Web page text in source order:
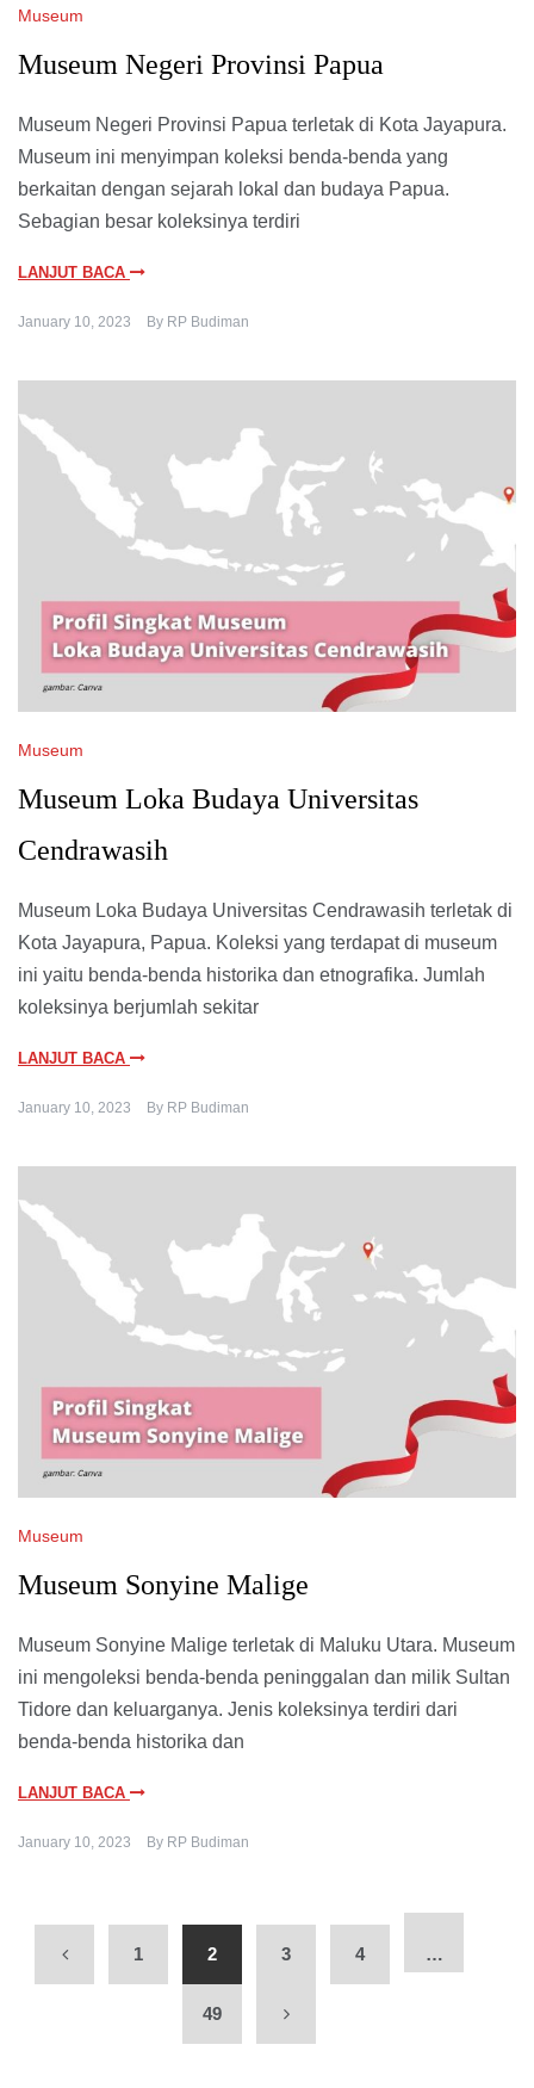
Museum
Museum Negeri Provinsi Papua
Museum Negeri Provinsi Papua terletak di Kota Jayapura.
Museum ini menyimpan koleksi benda-benda yang
berkaitan dengan sejarah lokal dan budaya Papua.
Sebagian besar koleksinya terdiri
LANJUT BACA
January 10, 2023 By RP Budiman
Museum
Museum Loka Budaya Universitas
Cendrawasih
Museum Loka Budaya Universitas Cendrawasih terletak di
Kota Jayapura, Papua. Koleksi yang terdapat di museum
ini yaitu benda-benda historika dan etnografika. Jumlah
koleksinya berjumlah sekitar
LANJUT BACA
January 10, 2023 By RP Budiman
Museum
Museum Sonyine Malige
Museum Sonyine Malige terletak di Maluku Utara. Museum
ini mengoleksi benda-benda peninggalan dan milik Sultan
Tidore dan keluarganya. Jenis koleksinya terdiri dari
benda-benda historika dan
LANJUT BACA
January 10, 2023 By RP Budiman
1 2 3 4 …
49